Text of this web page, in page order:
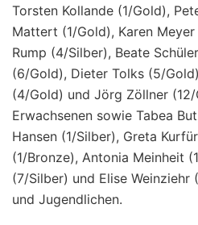
Torsten Kollande (1/Gold),
Mattert (1/Gold), Karen
Rump (4/Silber), Beate
(6/Gold), Dieter Tolks (5/
(4/Gold) und Jörg Zöllner
Erwachsenen sowie Tabea
Hansen (1/Silber), Greta
(1/Bronze), Antonia Meinheit
(7/Silber) und Elise Weinziehr
und Jugendlichen.